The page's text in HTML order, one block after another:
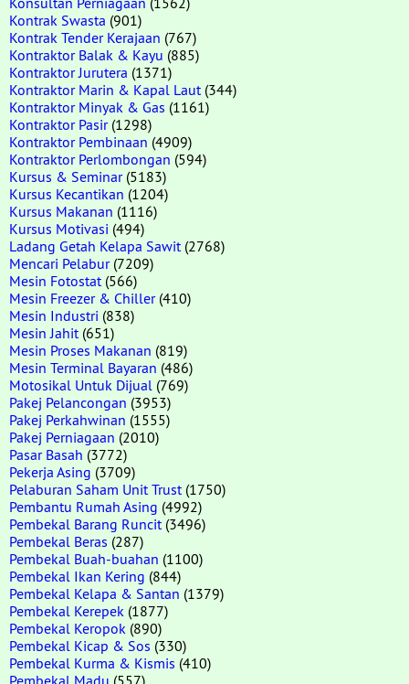
Kontrak Swasta (901)
Kontrak Tender Kerajaan (767)
Kontraktor Balak & Kayu (885)
Kontraktor Jurutera (1371)
Kontraktor Marin & Kapal Laut (344)
Kontraktor Minyak & Gas (1161)
Kontraktor Pasir(1298)
Kontraktor Pembinaan (4909)
Kontraktor Perlombongan (594)
Kursus & Seminar(5183)
Kursus Kecantikan (1204)
Kursus Makanan (1116)
Kursus Motivasi (494)
Ladang Getah Kelapa Sawit (2768)
Mencari Pelabur(7209)
Mesin Fotostat (566)
Mesin Freezer & Chiller(410)
Mesin Industri (838)
Mesin Jahit (651)
Mesin Proses Makanan (819)
Mesin Terminal Bayaran (486)
Motosikal Untuk Dijual (769)
Pakej Pelancongan (3953)
Pakej Perkahwinan (1555)
Pakej Perniagaan (2010)
Pasar Basah (3772)
Pekerja Asing (3709)
Pelaburan Saham Unit Trust (1750)
Pembantu Rumah Asing (4992)
Pembekal Barang Runcit (3496)
Pembekal Beras (287)
Pembekal Buah-buahan (1100)
Pembekal Ikan Kering (844)
Pembekal Kelapa & Santan (1379)
Pembekal Kerepek (1877)
Pembekal Keropok (890)
Pembekal Kicap & Sos (330)
Pembekal Kurma & Kismis (410)
Pembekal Madu (557)